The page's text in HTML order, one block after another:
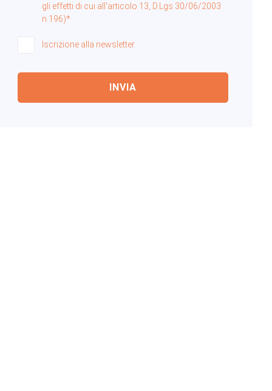
gli effetti di cui all'articolo 13, D.Lgs 30/06/2003
n.196)*
Iscrizione alla newsletter
INVIA